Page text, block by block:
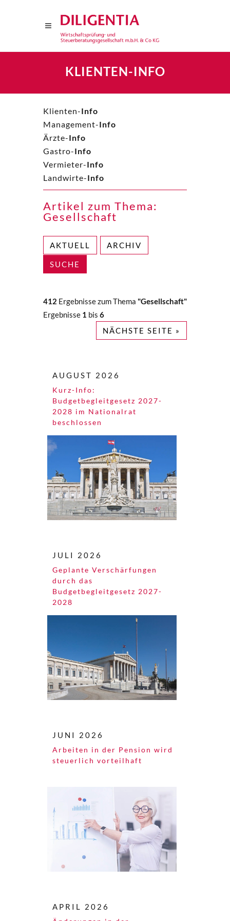
KLIENTEN-INFO
Klienten-Info
Management-Info
Ärzte-Info
Gastro-Info
Vermieter-Info
Landwirte-Info
Artikel zum Thema:
Gesellschaft
AKTUELL ARCHIV
SUCHE
412 Ergebnisse zum Thema "Gesellschaft"
Ergebnisse 1 bis 6
NÄCHSTE SEITE »
AUGUST 2026
Kurz-Info:
Budgetbegleitgesetz 2027-
2028 im Nationalrat
beschlossen
JULI 2026
Geplante Verschärfungen
durch das
Budgetbegleitgesetz 2027-
2028
JUNI 2026
Arbeiten in der Pension wird
steuerlich vorteilhaft
APRIL 2026